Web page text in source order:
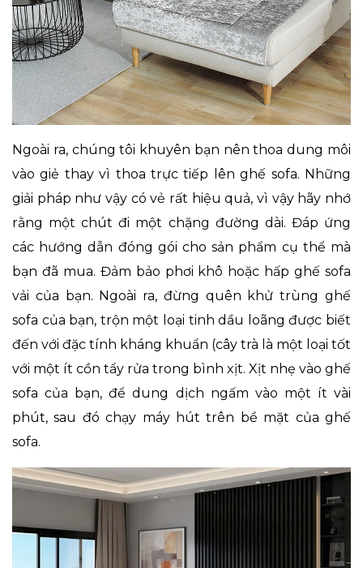
Ngoài ra, chúng tôi khuyên bạn nên thoa dung môi
vào giẻ thay vì thoa trực tiếp lên ghế sofa. Những
giải pháp như vậy có vẻ rất hiệu quả, vì vậy hãy nhớ
rằng một chút đi một chặng đường dài. Đáp ứng
các hướng dẫn đóng gói cho sản phẩm cụ thể mà
bạn đã mua. Đảm bảo phơi khô hoặc hấp ghế sofa
vải của bạn. Ngoài ra, đừng quên khử trùng ghế
sofa của bạn, trộn một loại tinh dầu loãng được biết
đến với đặc tính kháng khuẩn (cây trà là một loại tốt
với một ít cồn tẩy rửa trong bình xịt. Xịt nhẹ vào ghế
sofa của bạn, để dung dịch ngấm vào một ít vài
phút, sau đó chạy máy hút trên bề mặt của ghế
sofa.